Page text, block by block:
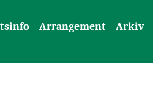
Arrangement Arkiv